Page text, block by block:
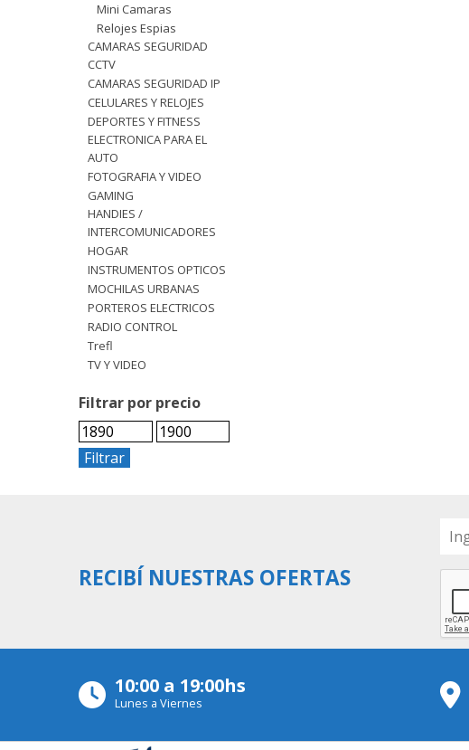
Mini Camaras
Relojes Espias
CAMARAS SEGURIDAD
CCTV
CAMARAS SEGURIDAD IP
CELULARES Y RELOJES
DEPORTES Y FITNESS
ELECTRONICA PARA EL
AUTO
FOTOGRAFIA Y VIDEO
GAMING
HANDIES /
INTERCOMUNICADORES
HOGAR
INSTRUMENTOS OPTICOS
MOCHILAS URBANAS
PORTEROS ELECTRICOS
RADIO CONTROL
Trefl
TV Y VIDEO
Filtrar por precio
Filtrar
RECIBÍ NUESTRAS OFERTAS
10:00 a 19:00hs
Lunes a Viernes